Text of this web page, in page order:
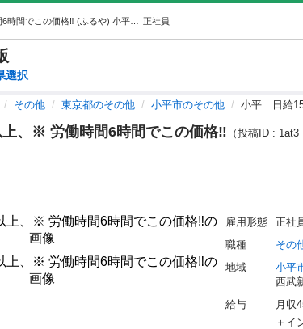
正社員
選択
その他 東京都のその他 小平市のその他 小平 日給
、※ 労働時間6時間でこの価格‼️ （投稿ID : 1at3
雇用形態
正社
職種
その
地域
小平
西武
給与
月収
＋イ